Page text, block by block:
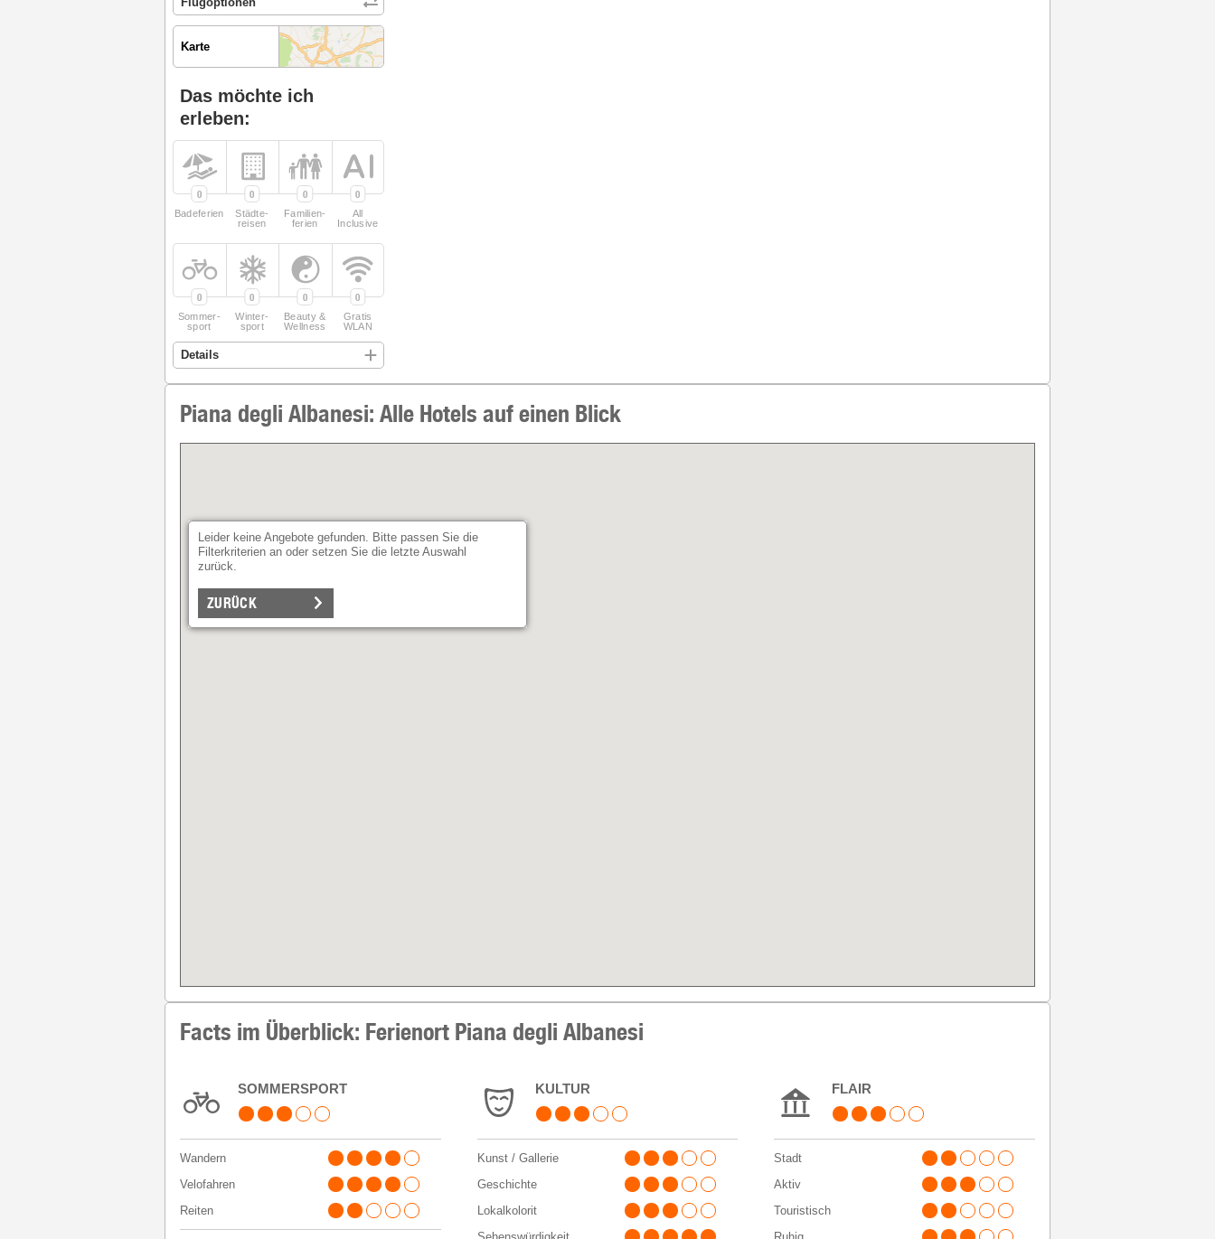
Karte
Das möchte ich
erleben:
0
Badeferien
0
Städte­
reisen
0
Familien­
ferien
0
All
Inclusive
0
Sommer­
sport
0
Winter­
sport
0
Beauty &
Wellness
0
Gratis
WLAN
Piana degli Albanesi: Alle Hotels auf einen Blick
Leider keine Angebote gefunden. Bitte passen Sie die
Filterkriterien an oder setzen Sie die letzte Auswahl
zurück.
ZURÜCK
Facts im Überblick: Ferienort Piana degli Albanesi
SOMMERSPORT
Wandern
Velofahren
Reiten
KULTUR
Kunst / Gallerie
Geschichte
Lokalkolorit
FLAIR
Stadt
Aktiv
Touristisch